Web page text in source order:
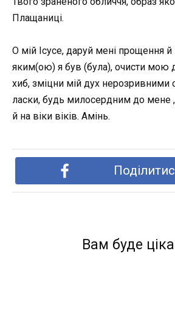
Плащаниці.
О мій Ісусе, даруй мені прощення й
яким(ою) я був (була), очисти мою
хиб, зміцни мій дух нерозривними
ласки, будь милосердним до мене ,
й на віки віків. Амінь.
Вам буде